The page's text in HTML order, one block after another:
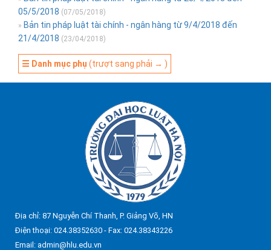
05/5/2018 (07/05/2018)
» Bản tin pháp luật tài chính - ngân hàng từ 9/4/2018 đến
21/4/2018 (23/04/2018)
☰ Danh mục phụ (trượt sang phải → )
Địa chỉ: 87 Nguyễn Chí Thanh, P. Giảng Võ, HN
Điện thoại: 024.38352630 - Fax: 024.38343226
Email: admin@hlu.edu.vn